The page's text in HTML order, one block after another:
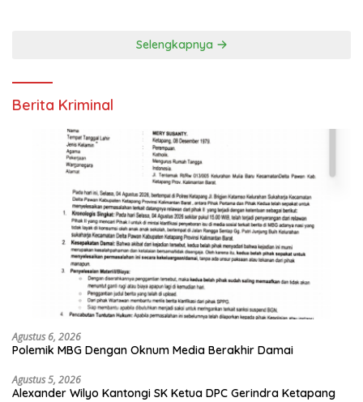
Selengkapnya
Berita Kriminal
Agustus 6, 2026
Polemik MBG Dengan Oknum Media Berakhir Damai
Agustus 5, 2026
Alexander Wilyo Kantongi SK Ketua DPC Gerindra Ketapang